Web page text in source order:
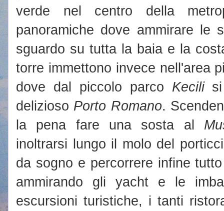
verde nel centro della
panoramiche dove ammirare le
sguardo su tutta la baia e la
torre immettono invece nell'area
dove dal piccolo parco Kecilisi
delizioso Porto Romano.
la pena fare una sosta al
inoltrarsi lungo il molo del
da sogno e percorrere infine
ammirando gli yacht e le
escursioni turistiche, i tanti